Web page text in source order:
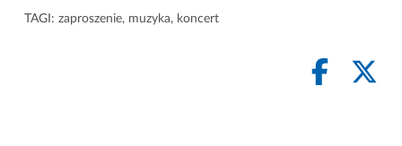
TAGI: zaproszenie, muzyka, koncert